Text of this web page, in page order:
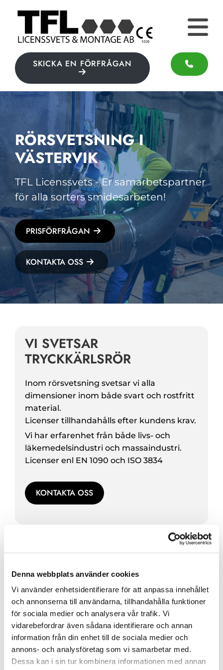
Denna webbplats använder cookies
Vi använder enhetsidentifierare för att anpassa innehållet
och annonserna till användarna, tillhandahålla funktioner
för sociala medier och analysera vår trafik. Vi
vidarebefordrar även sådana identifierare och annan
information från din enhet till de sociala medier och
annons- och analysföretag som vi samarbetar med.
Dessa kan i sin tur kombinera informationen med annan
SKICKA EN FÖRFRÅGAN
RÖRSVETSNING I
VÄSTERVIK
TFL Licenssvets - Er samarbetspartner
för alla sorters smidesarbeten!
PRISFÖRFRÅGAN
KONTAKTA OSS
VI SVETSAR
TRYCKKÄRLSRÖR
Inom rörsvetsning svetsar vi alla
dimensioner inom både svart och rostfritt
material.
Licenser tillhandahålls efter kundens krav.
Vi har erfarenhet från både livs- och
läkemedelsindustri och massaindustri.
Licenser enl EN 1090 och ISO 3834
KONTAKTA OSS